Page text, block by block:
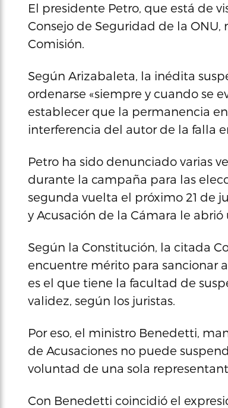
El presidente Petro, que está de
Consejo de Seguridad de la
Comisión.
Según Arizabaleta, la inédita
ordenarse «siempre y cuando se
establecer que la permanencia
interferencia del autor de la falla
Petro ha sido denunciado varias
durante la campaña para las
segunda vuelta el próximo 21 de
y Acusación de la Cámara le
Según la Constitución, la citada
encuentre mérito para sancionar
es el que tiene la facultad de
validez, según los juristas.
Por eso, el ministro Benedetti,
de Acusaciones no puede
voluntad de una sola
Con Benedetti coincidió el